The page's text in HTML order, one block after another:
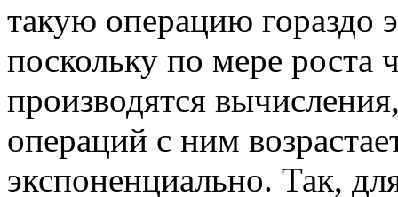
такую операцию гораздо
поскольку по мере роста
производятся
операций с ним
экспоненциально. Так,